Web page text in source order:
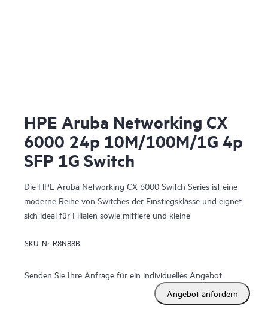
HPE Aruba Networking CX
6000 24p 10M/100M/1G 4p
SFP 1G Switch
Die HPE Aruba Networking CX 6000 Switch Series ist eine
moderne Reihe von Switches der Einstiegsklasse und eignet
sich ideal für Filialen sowie mittlere und kleine
SKU-Nr. R8N88B
Senden Sie Ihre Anfrage für ein individuelles Angebot
Angebot anfordern